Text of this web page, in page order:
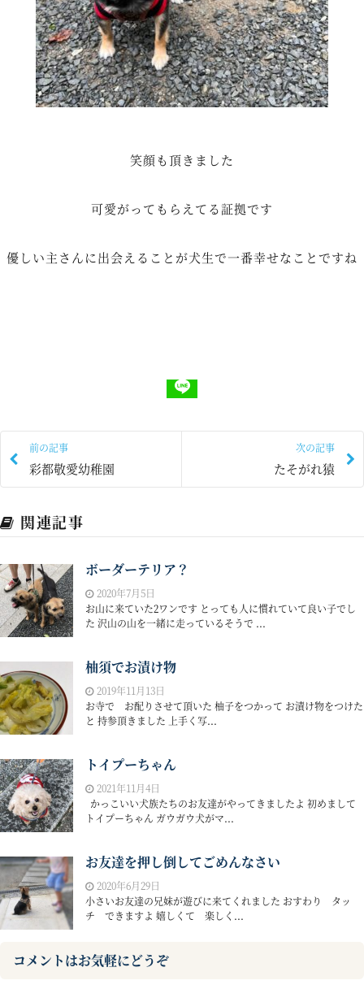
笑顔も頂きました
可愛がってもらえてる証拠です
優しい主さんに出会えることが犬生で一番幸せなことですね
前の記事
彩都敬愛幼稚園
次の記事
たそがれ猿
関連記事
ボーダーテリア？
2020年7月5日
お山に来ていた2ワンです とっても人に慣れていて良い子でし
た 沢山の山を一緒に走っているそうで ...
柚須でお漬け物
2019年11月13日
お寺で お配りさせて頂いた 柚子をつかって お漬け物をつけた
と 持参頂きました 上手く写...
トイプーちゃん
2021年11月4日
かっこいい犬族たちのお友達がやってきましたよ 初めまして
トイプーちゃん ガウガウ犬がマ...
お友達を押し倒してごめんなさい
2020年6月29日
小さいお友達の兄妹が遊びに来てくれました おすわり タッ
チ できますよ 嬉しくて 楽しく...
コメントはお気軽にどうぞ